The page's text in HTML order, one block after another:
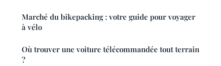
Marché du bikepacking : votre guide pour voyager
à vélo
Où trouver une voiture télécommandée tout terrain
?